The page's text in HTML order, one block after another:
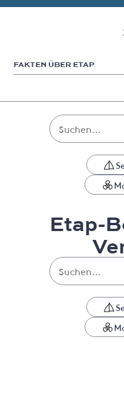
FAKTEN ÜBER ETAP
Etap-